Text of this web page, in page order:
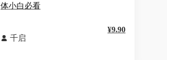
体小白必看
 千启
¥9.90